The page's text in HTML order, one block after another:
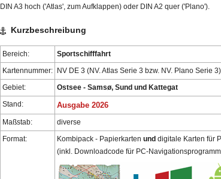
DIN A3 hoch ('Atlas', zum Aufklappen) oder DIN A2 quer ('Plano').
Kurzbeschreibung
Bereich:
Sportschifffahrt
Kartennummer: NV DE 3 (NV. Atlas Serie 3 bzw. NV. Plano Serie 3)
Gebiet:
Ostsee - Samsø, Sund und Kattegat
Stand:
Ausgabe 2026
Maßstab:
diverse
Format:
Kombipack - Papierkarten und digitale Karten für
(inkl. Downloadcode für PC-